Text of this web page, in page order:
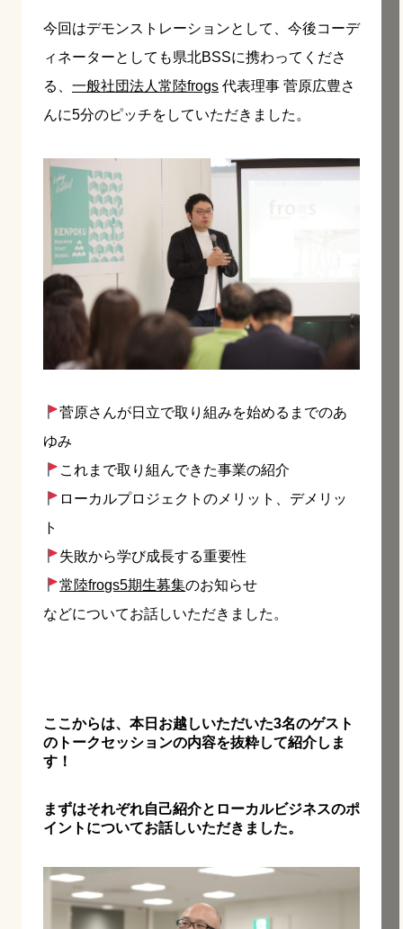
今回はデモンストレーションとして、今後コーデ
ィネーターとしても県北BSSに携わってくださ
る、 一般社団法人常陸frogs 代表理事 菅原広豊さ
んに5分のピッチをしていただきました。
菅原さんが日立で取り組みを始めるまでのあ
ゆみ
これまで取り組んできた事業の紹介
ローカルプロジェクトのメリット、デメリッ
ト
失敗から学び成長する重要性
常陸frogs5期生募集のお知らせ
などについてお話しいただきました。
ここからは、本日お越しいただいた3名のゲスト
のトークセッションの内容を抜粋して紹介しま
す！
まずはそれぞれ自己紹介とローカルビジネスのポ
イントについてお話しいただきました。